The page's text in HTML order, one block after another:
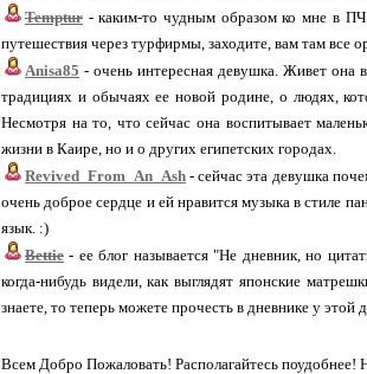
Temptur - каким-то чудным образом ко мне в ПЧ
путешествия через турфирмы, заходите, вам там все
Anisa85 - очень интересная девушка. Живет она
традициях и обычаях ее новой родине, о людях,
Несмотря на то, что сейчас она воспитывает
жизни в Каире, но и о других египетских городах.
Revived_From_An_Ash - сейчас эта девушка
очень доброе сердце и ей нравится музыка в стиле
язык. :)
Bettie - ее блог называется "Не дневник, но
когда-нибудь видели, как выглядят японские
знаете, то теперь можете прочесть в дневнике у этой
Всем Добро Пожаловать! Располагайтесь поудобнее!